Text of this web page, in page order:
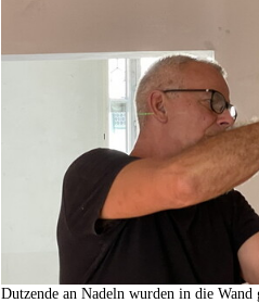
Dutzende an Nadeln wurden in die